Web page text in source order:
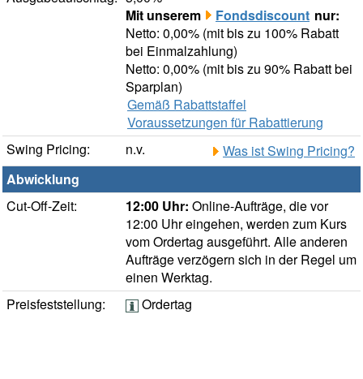
Mit unserem
Fondsdiscount nur:
Netto: 0,00% (mit bis zu 100% Rabatt
bei Einmalzahlung)
Netto: 0,00% (mit bis zu 90% Rabatt bei
Sparplan)
Gemäß Rabattstaffel
Voraussetzungen für Rabattierung
Swing Pricing:
n.v.
Was ist Swing Pricing?
Abwicklung
Cut-Off-Zeit:
12:00 Uhr: Online-Aufträge, die vor
12:00 Uhr eingehen, werden zum Kurs
vom Ordertag ausgeführt. Alle anderen
Aufträge verzögern sich in der Regel um
einen Werktag.
Preisfeststellung:
Ordertag